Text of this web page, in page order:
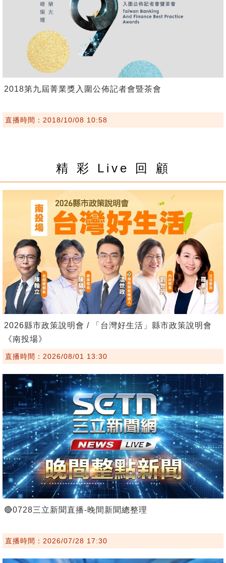
2018第九屆菁業獎入圍公佈記者會暨茶會
直播時間：2018/10/08 10:58
精 彩 Live 回 顧
2026縣市政策說明會 / 「台灣好生活」縣市政策說明會
《南投場》
直播時間：2026/08/01 13:30
🔴0728三立新聞直播-晚間新聞總整理
直播時間：2026/07/28 17:30